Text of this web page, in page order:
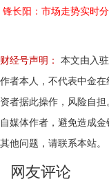
锋长阳：市场走势实时
财经号声明：
本文由入
作者本人，不代表中金
资者据此操作，风险自
自媒体作者，避免造成
其他问题，请联系本站。